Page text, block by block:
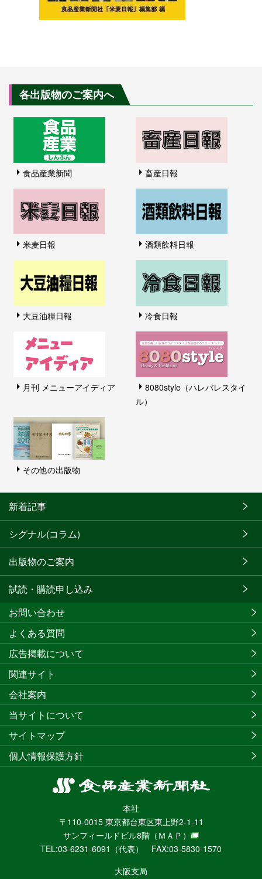
各出版物のご案内へ
食品産業新聞 畜産日報
米麦日報 酒類飲料日報
大豆油糧日報 冷食日報
月刊 メニューアイディア
8080style（ハレバレスタイ
ル）
その他の出版物
新着記事
シグナル(コラム)
出版物のご案内
試読・購読申し込み
食
産
業
新
聞
社
本社
〒110-0015 東京都台東区東上野2-1-11
サンフィールドビル8階 （ＭＡＰ）
TEL:03-6231-6091（代表） FAX:03-5830-1570
大阪支局
お問い合わせ
よくある質問
広告掲載について
関連サイト
会社案内
当サイトについて
サイトマップ
個人情報保護方針